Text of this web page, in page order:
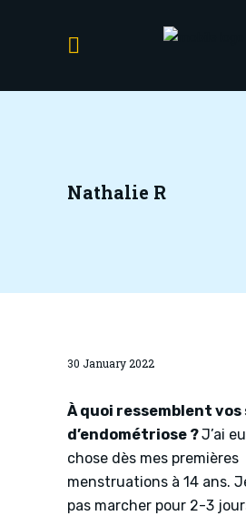
Nathalie R
30 January 2022
À quoi ressemblent
d’endométriose ?J’ai
chose dès mes premières
menstruations à 14 ans.
pas marcher pour 2-3